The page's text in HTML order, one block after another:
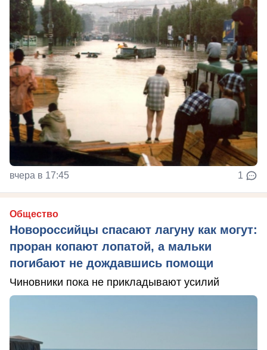
вчера в 17:45 1
Общество
Новороссийцы спасают лагуну как могут:
проран копают лопатой, а мальки
погибают не дождавшись помощи
Чиновники пока не прикладывают усилий